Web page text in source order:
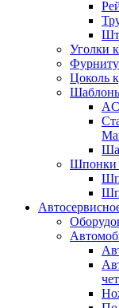
Уголки
Цоколь
Шпонки